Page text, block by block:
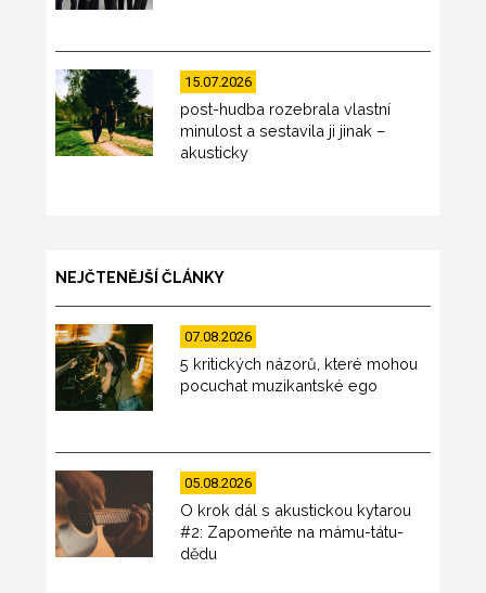
15.07.2026
post-hudba rozebrala vlastní
minulost a sestavila ji jinak –
akusticky
NEJČTENĚJŠÍ ČLÁNKY
07.08.2026
5 kritických názorů, které mohou
pocuchat muzikantské ego
05.08.2026
O krok dál s akustickou kytarou
#2: Zapomeňte na mámu-tátu-
dědu